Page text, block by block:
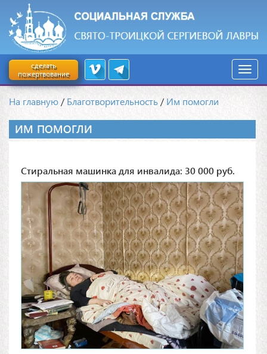
сделать
пожертвование
На главную /Благотворительность /Им помогли
ИМ ПОМОГЛИ
Стиральная машинка для инвалида: 30 000 руб.